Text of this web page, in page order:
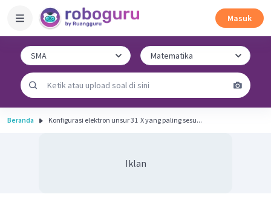
Masuk
Beranda Konfigurasi elektron unsur 31 ​ X yang paling sesu...
Iklan